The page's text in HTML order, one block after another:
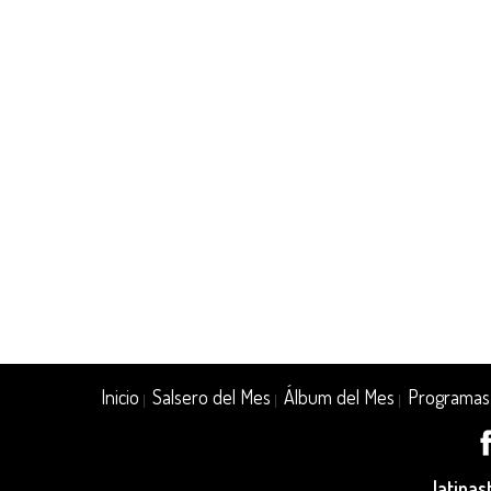
Inicio |Salsero del Mes |Álbum del Mes Programas